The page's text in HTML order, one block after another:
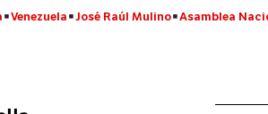
Venezuela José Raúl Mulino Asamblea